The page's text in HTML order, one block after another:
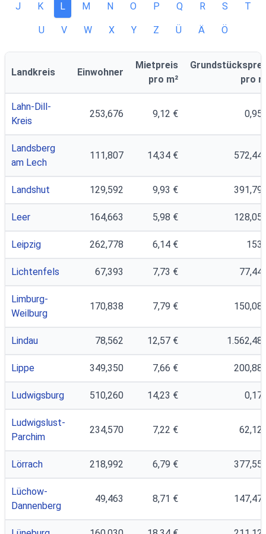
J K L M N O P Q R S T
U V W X Y Z Ü Ä Ö
Landkreis Einwohner
Mietpreis
pro m²
pro
Lahn-Dill-
Kreis
253,676 9,12 € 0,95
Landsberg
am Lech
111,807 14,34 € 572,44
Landshut 129,592 9,93 € 391,79
Leer 164,663 5,98 € 128,05
Leipzig 262,778 6,14 € 153
Lichtenfels 67,393 7,73 € 77,44
Limburg-
Weilburg
170,838 7,79 € 150,08
Lindau 78,562 12,57 € 1.562,48
Lippe 349,350 7,66 € 200,88
Ludwigsburg 510,260 14,23 € 0,17
Ludwigslust-
Parchim
234,570 7,22 € 62,12
Lörrach 218,992 6,79 € 377,55
Lüchow-
Dannenberg
49,463 8,71 € 147,47